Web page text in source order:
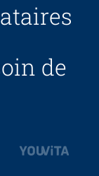
de